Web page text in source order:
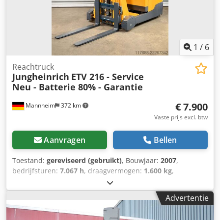
ventiel, volledige vrije lift, veiligheidslicht, joystick, enkel
pedaal, stoel, 1-pedaalbediening, FloorSpot achter en voor,
knipperlicht, meerkleurendisplay, joystick (multi-pilot),
ISM-module, batterij kan op aanvraag worden
geregenereerd (tegen meerprijs)
1 / 6
Mannheim 372 km
Reachtruck
Jungheinrich ETV 216 - Service
Neu - Batterie 80% - Garantie
€ 7.900
Vaste prijs excl. btw
Aanvragen Bellen
Toestand: gereviseerd (gebruikt), Bouwjaar: 2007,
bedrijfsturen: 7.067 h, draagvermogen: 1.600 kg,
, ladingzwaartepunt:
brandstoftype:elektrisch, masttype:triplex, bouwhoogte:
48 V, vorklengte: 1.200 mm,
leeggewicht:2.755 kg
, FRIEDMANN HEFTRUCKS – DOOR
Advertentie